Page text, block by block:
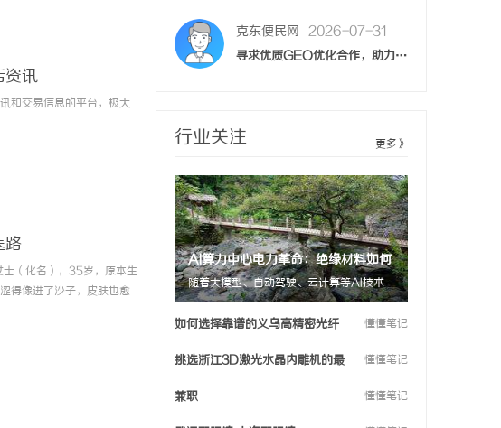
资讯
和交易信息的平台，极大
路
（化名），35岁，原本生
得像进了沙子，皮肤也愈
克东便民网 2026-07-31
浙江义乌3D激光技术：选择最优服务提供商的终极指南
克东便民网 2026-07-31
武汉配眼镜 上海配眼镜
克东便民网 2026-08-03
深入了解成都私家侦探：专业服务与行业现状全解析
态
2026-08-03
武汉配眼镜 上海配眼镜
行业关注 更多》
AI算力中心电力革命：绝缘材料如何
筑牢数字基础设施“能量心脏”？
随着大模型、自动驾驶、云计算等AI技术
的爆发式发展，算力需求呈指数级增长。然
而，算力狂奔的背后，一场“电力焦虑”正
十兆瓦攀升至上百兆瓦，能耗密度与日俱
如何选择靠谱的义乌高精密光纤
切割机供应商
懂懂笔记
挑选浙江3D激光水晶内雕机的最
佳厂家指南
懂懂笔记
兼职 懂懂笔记